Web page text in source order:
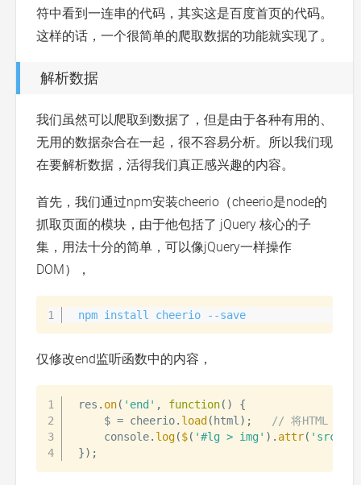
符中看到一连串的代码，其实这是百度首页的代码。
这样的话，一个很简单的爬取数据的功能就实现了。
解析数据
我们虽然可以爬取到数据了，但是由于各种有用的、
无用的数据杂合在一起，很不容易分析。所以我们现
在要解析数据，活得我们真正感兴趣的内容。
首先，我们通过npm安装cheerio（cheerio是node的
抓取页面的模块，由于他包括了 jQuery 核心的子
集，用法十分的简单，可以像jQuery一样操作
DOM），
npm install cheerio --save
仅修改end监听函数中的内容，
res . on( 'end' , function( )
{
    $
= cheerio. load ( html ) ;
// 将HTML
    console
. log($( '#lg > img' ) . attr( 'src'
}) ;